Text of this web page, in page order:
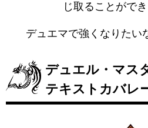
じ取ることができ
デュエマで強くなりたい
デュエル・マス
テキストカバレ